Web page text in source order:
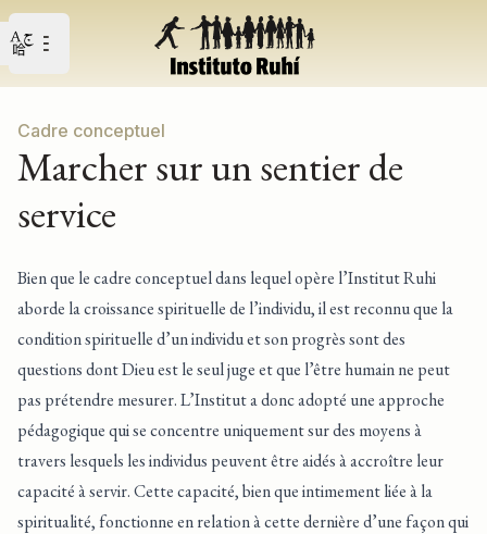
Ouvrir le menu principal
Open user menu
Cadre conceptuel
Marcher sur un sentier de
service
Bien que le cadre conceptuel dans lequel opère l’Institut Ruhi
aborde la croissance spirituelle de l’individu, il est reconnu que la
condition spirituelle d’un individu et son progrès sont des
questions dont Dieu est le seul juge et que l’être humain ne peut
pas prétendre mesurer. L’Institut a donc adopté une approche
pédagogique qui se concentre uniquement sur des moyens à
travers lesquels les individus peuvent être aidés à accroître leur
capacité à servir. Cette capacité, bien que intimement liée à la
spiritualité, fonctionne en relation à cette dernière d’une façon qui